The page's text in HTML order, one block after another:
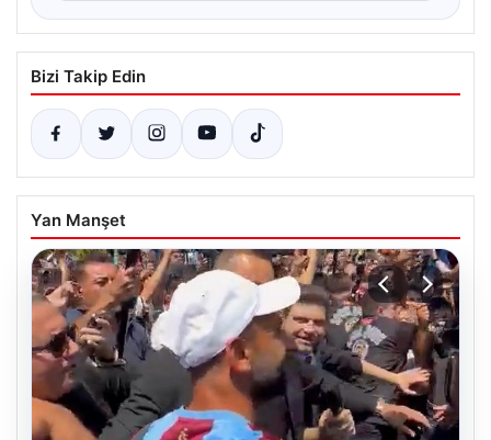
Bizi Takip Edin
Yan Manşet